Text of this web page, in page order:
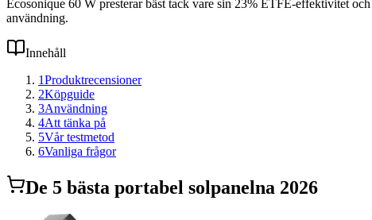
Ecosonique 60 W presterar bäst tack vare sin 23% ETFE-effektivitet
användning.
Innehåll
1Produktrecensioner
2Köpguide
3Användning
4Att tänka på
5Vår testmetod
6Vanliga frågor
De 5 bästa portabel solpanelna 2026